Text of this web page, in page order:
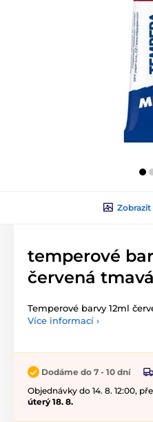
Zobrazit
temperové
červená
Temperové barvy 12ml
Více informací ›
Dodáme do 7 - 10 dní
Objednávky do 14. 8. 12:00,
úterý 18. 8.